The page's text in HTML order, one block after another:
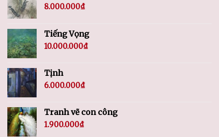
8.000.000₫
Tiếng Vọng
10.000.000₫
Tịnh
6.000.000₫
Tranh vẽ con công
1.900.000₫